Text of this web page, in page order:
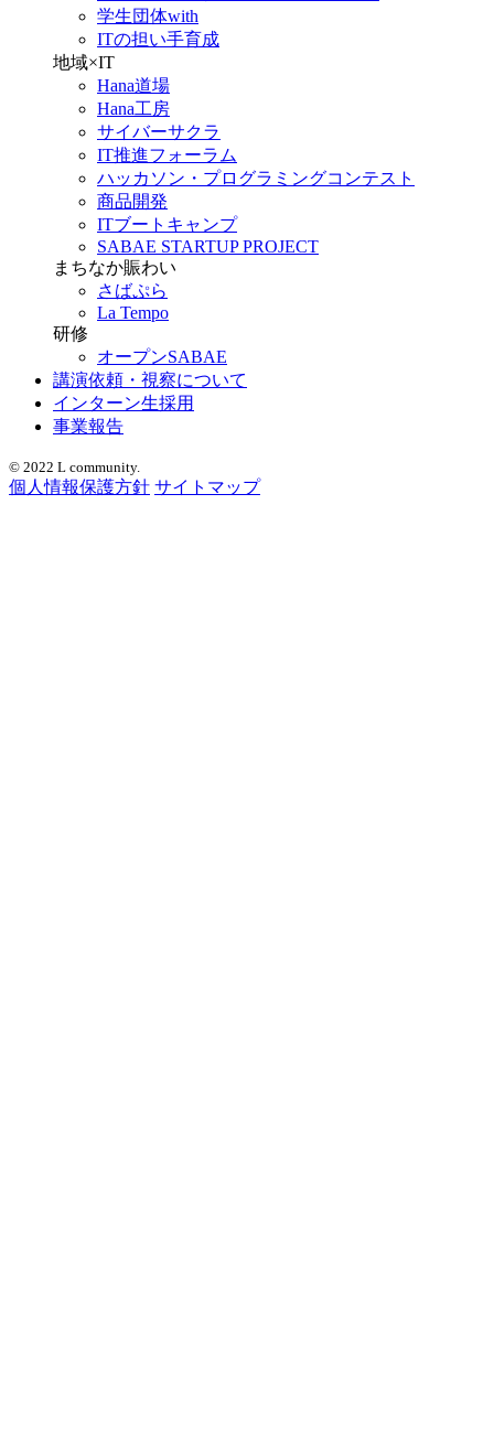
学生団体with
ITの担い手育成
地域×IT
Hana道場
Hana工房
サイバーサクラ
IT推進フォーラム
ハッカソン・プログラミングコンテスト
商品開発
ITブートキャンプ
SABAE STARTUP PROJECT
まちなか賑わい
さばぷら
La Tempo
研修
オープンSABAE
講演依頼・視察について
インターン生採用
事業報告
© 2022 L community.
個人情報保護方針 サイトマップ